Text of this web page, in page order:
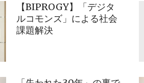
【BIPROGY】「デジタ
ルコモンズ」による社会
課題解決